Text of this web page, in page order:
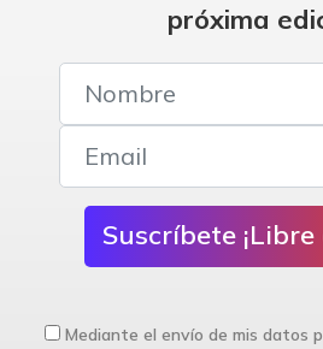
próxima
Suscríbete
Mediante el envío de mis datos